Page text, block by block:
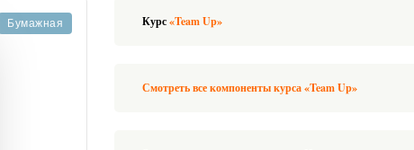
Бумажная Курс«Team Up»
Смотреть все компоненты курса «Team Up»